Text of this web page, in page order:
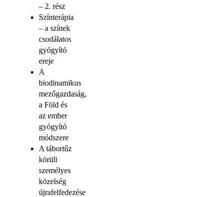
– 2. rész
Színterápia
– a színek
csodálatos
gyógyító
ereje
A
biodinamikus
mezőgazdaság,
a Föld és
az ember
gyógyító
módszere
A tábortűz
körüli
személyes
közelség
újrafelfedezése